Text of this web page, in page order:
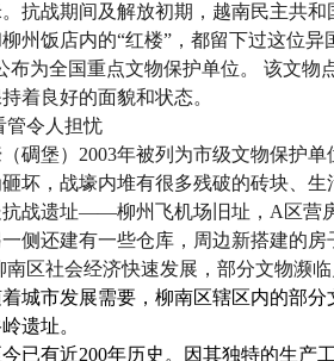
抗战期间及解放初期，越南民主共
州饭店内的“红楼” ，都留下过这位
布为全国重点文物保护单位。 该文物
着良好的面貌和状态。
管令人担忧
碉堡） 2003年被列为市级文物保护单
坏，战壕内堆有很多残破的砖块、
战遗址——柳州飞机场旧址， A 区营
侧还建有一些仓库，周边新搭建的
南区社会经济快速发展，部分文物濒
城市发展需要，柳南区辖区内的部
遗址。
已有近200年历史。因其独特的生产